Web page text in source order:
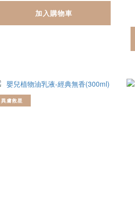
加入購物車
異膚救星